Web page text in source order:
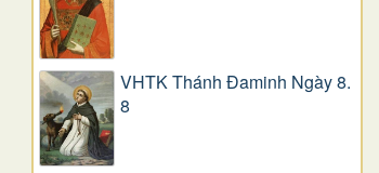
VHTK Thánh Đaminh Ngày 8.
8